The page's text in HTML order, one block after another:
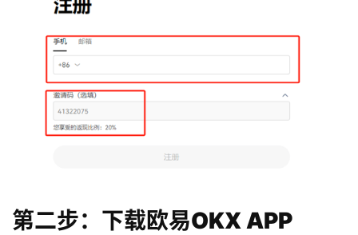
第二步：下载欧易OKX APP